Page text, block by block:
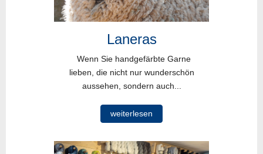
Laneras
Wenn Sie handgefärbte Garne
lieben, die nicht nur wunderschön
aussehen, sondern auch...
weiterlesen